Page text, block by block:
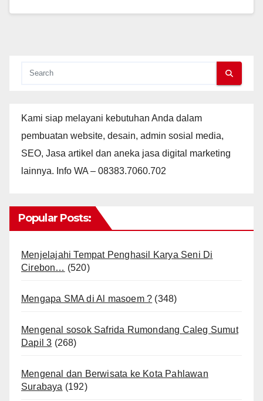
Kami siap melayani kebutuhan Anda dalam
pembuatan website, desain, admin sosial media,
SEO, Jasa artikel dan aneka jasa digital marketing
lainnya. Info WA – 08383.7060.702
Popular Posts:
Menjelajahi Tempat Penghasil Karya Seni Di
Cirebon… (520)
Mengapa SMA di Al masoem ? (348)
Mengenal sosok Safrida Rumondang Caleg Sumut
Dapil 3 (268)
Mengenal dan Berwisata ke Kota Pahlawan
Surabaya (192)